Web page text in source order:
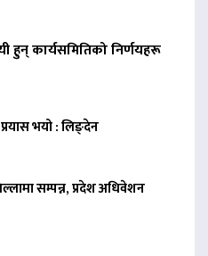
हुन् कार्यसमितिको निर्णयहरू
प्रयास भयो : लिङ्देन
सम्पन्न, प्रदेश अधिवेशन